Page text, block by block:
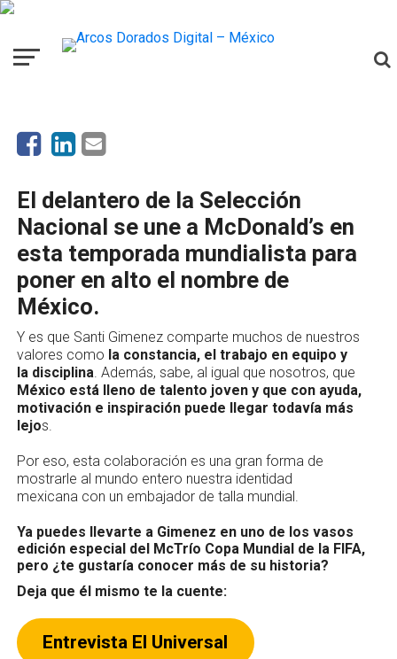
“Es un sueño inspirar a los jóvenes”:
Santi Gimenez es nuestro embajador
El delantero de la Selección
Nacional se une a McDonald’s en
esta temporada mundialista para
poner en alto el nombre de
México.
Y es que Santi Gimenez comparte muchos de nuestros
valores como la constancia, el trabajo en equipo y
la disciplina. Además, sabe, al igual que nosotros, que
México está lleno de talento joven y que con ayuda,
motivación e inspiración puede llegar todavía más
lejos.
Por eso, esta colaboración es una gran forma de
mostrarle al mundo entero nuestra identidad
mexicana con un embajador de talla mundial.
Ya puedes llevarte a Gimenez en uno de los vasos
edición especial del McTrío Copa Mundial de la FIFA,
pero ¿te gustaría conocer más de su historia?
Deja que él mismo te la cuente:
Entrevista El Universal